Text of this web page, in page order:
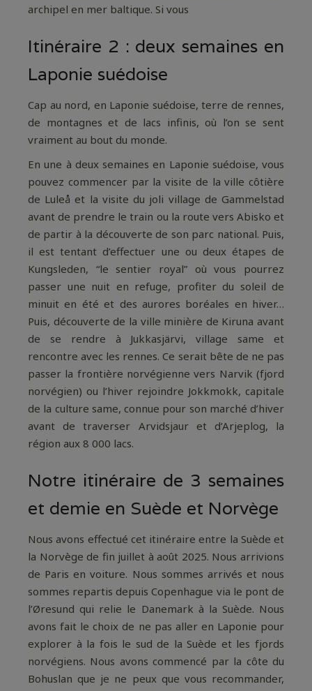
archipel en mer baltique. Si vous
Itinéraire 2 : deux semaines en
Laponie suédoise
Cap au nord, en Laponie suédoise, terre de rennes,
de montagnes et de lacs infinis, où l’on se sent
vraiment au bout du monde.
En une à deux semaines en Laponie suédoise, vous
pouvez commencer par la visite de la ville côtière
de Luleå et la visite du joli village de Gammelstad
avant de prendre le train ou la route vers Abisko et
de partir à la découverte de son parc national. Puis,
il est tentant d’effectuer une ou deux étapes de
Kungsleden, “le sentier royal” où vous pourrez
passer une nuit en refuge, profiter du soleil de
minuit en été et des aurores boréales en hiver…
Puis, découverte de la ville minière de Kiruna avant
de se rendre à Jukkasjärvi, village same et
rencontre avec les rennes. Ce serait bête de ne pas
passer la frontière norvégienne vers Narvik (fjord
norvégien) ou l’hiver rejoindre Jokkmokk, capitale
de la culture same, connue pour son marché d’hiver
avant de traverser Arvidsjaur et d’Arjeplog, la
région aux 8 000 lacs.
Notre itinéraire de 3 semaines
et demie en Suède et Norvège
Nous avons effectué cet itinéraire entre la Suède et
la Norvège de fin juillet à août 2025. Nous arrivions
de Paris en voiture. Nous sommes arrivés et nous
sommes repartis depuis Copenhague via le pont de
l’Øresund qui relie le Danemark à la Suède. Nous
avons fait le choix de ne pas aller en Laponie pour
explorer à la fois le sud de la Suède et les fjords
norvégiens. Nous avons commencé par la côte du
Bohuslan que je ne peux que vous recommander,